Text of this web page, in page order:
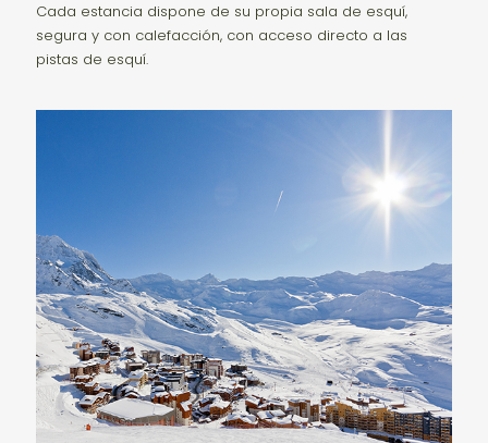
Cada estancia dispone de su propia sala de esquí,
segura y con calefacción, con acceso directo a las
pistas de esquí.